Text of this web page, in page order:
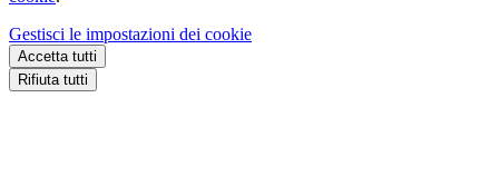
Gestisci le impostazioni dei cookie
Accetta tutti
Rifiuta tutti